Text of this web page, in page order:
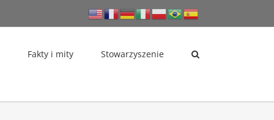
Fakty i mity Stowarzyszenie